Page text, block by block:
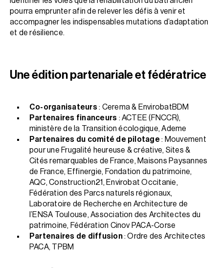
pourra emprunter afin de relever les défis à venir et
accompagner les indispensables mutations d’adaptation
et de résilience.
Une édition partenariale et fédératrice
Co-organisateurs: Cerema & EnvirobatBDM
Partenaires financeurs : ACTEE (FNCCR),
ministère de la Transition écologique, Ademe
Partenaires du comité de pilotage: Mouvement
pour une Frugalité heureuse & créative, Sites &
Cités remarquables de France, Maisons Paysannes
de France, Effinergie, Fondation du patrimoine,
AQC, Construction21, Envirobat Occitanie,
Fédération des Parcs naturels régionaux,
Laboratoire de Recherche en Architecture de
l’ENSA Toulouse, Association des Architectes du
patrimoine, Fédération Cinov PACA-Corse
Partenaires de diffusion: Ordre des Architectes
PACA, TPBM